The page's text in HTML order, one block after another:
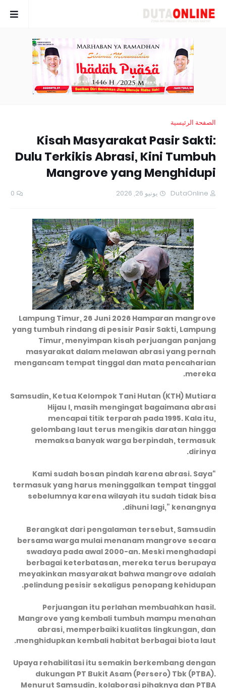
الصفحة الرئيسية
Kisah Masyarakat Pasir Sakti:
Dulu Terkikis Abrasi, Kini Tumbuh
Mangrove yang Menghidupi
DutaOnline يونيو 26, 2026 0
Lampung Timur, 26 Juni 2026 Hamparan mangrove
yang tumbuh rindang di pesisir Pasir Sakti, Lampung
Timur, menyimpan kisah perjuangan panjang
masyarakat dalam melawan abrasi yang pernah
mengancam tempat tinggal dan mata pencaharian
mereka.
Samsudin, Ketua Kelompok Tani Hutan (KTH) Mutiara
Hijau I, masih mengingat bagaimana abrasi
mencapai titik terparah pada 1995. Kala itu,
gelombang laut terus mengikis daratan hingga
memaksa banyak warga berpindah, termasuk
dirinya.
“Kami sudah bosan pindah karena abrasi. Saya
termasuk yang harus meninggalkan tempat tinggal
sebelumnya karena wilayah itu sudah tidak bisa
dihuni lagi,” kenangnya.
Berangkat dari pengalaman tersebut, Samsudin
bersama warga mulai menanam mangrove secara
swadaya pada awal 2000-an. Meski menghadapi
berbagai keterbatasan, mereka terus berupaya
meyakinkan masyarakat bahwa mangrove adalah
pelindung pesisir sekaligus penopang kehidupan.
Perjuangan itu perlahan membuahkan hasil.
Mangrove yang kembali tumbuh mampu menahan
abrasi, memperbaiki kualitas lingkungan, dan
menghidupkan kembali habitat berbagai biota laut.
Upaya rehabilitasi itu semakin berkembang dengan
dukungan PT Bukit Asam (Persero) Tbk (PTBA).
Menurut Samsudin, kolaborasi pihaknya dan PTBA